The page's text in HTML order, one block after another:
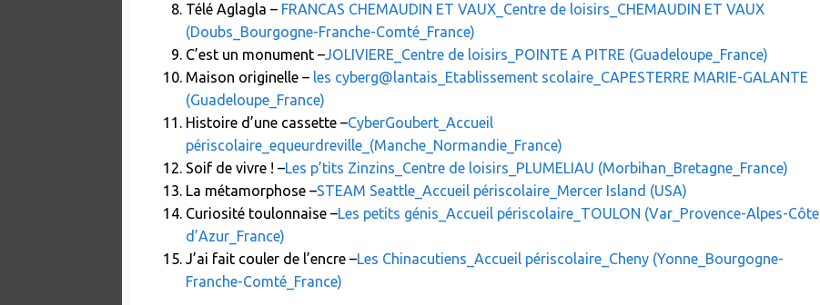
Télé Aglagla –FRANCAS CHEMAUDIN ET VAUX_Centre de loisirs_CHEMAUDIN ET VAUX
(Doubs_Bourgogne-Franche-Comté_France)
C’est un monument –JOLIVIERE_Centre de loisirs_POINTE A PITRE (Guadeloupe_France)
Maison originelle –les cyberg@lantais_Etablissement scolaire_CAPESTERRE MARIE-GALANTE
(Guadeloupe_France)
Histoire d’une cassette –CyberGoubert_Accueil
périscolaire_equeurdreville_(Manche_Normandie_France)
Soif de vivre ! –Les p’tits Zinzins_Centre de loisirs_PLUMELIAU (Morbihan_Bretagne_France)
La métamorphose –STEAM Seattle_Accueil périscolaire_Mercer Island (USA)
Curiosité toulonnaise –Les petits génis_Accueil périscolaire_TOULON (Var_Provence-Alpes-Côte
d’Azur_France)
J’ai fait couler de l’encre –Les Chinacutiens_Accueil périscolaire_Cheny (Yonne_Bourgogne-
Franche-Comté_France)